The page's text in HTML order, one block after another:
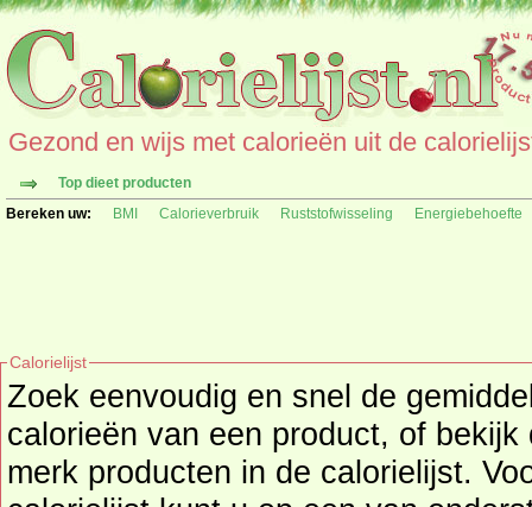
Gezond en wijs met calorieën uit de
Top dieet producten
Bereken uw:
BMI Calorieverbruik Ruststofwisseling Energiebehoefte
Calorielijst
Zoek eenvoudig en snel de
calorieën van een product, of
merk producten in de calorielijst.